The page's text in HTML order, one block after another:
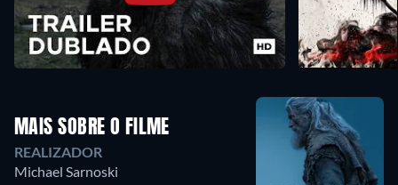
MAIS SOBRE O FILME
REALIZADOR
Michael Sarnoski